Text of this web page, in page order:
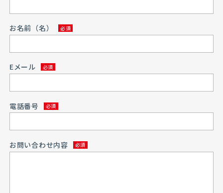
お名前（名）
Eメール
電話番号
お問い合わせ内容